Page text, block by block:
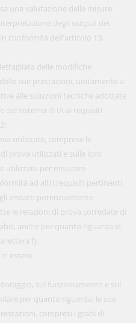
una valutazione delle misure
degli output dei
conformità dell'articolo 13,
delle modifiche
sue prestazioni, unitamente a
alle soluzioni tecniche adottate
del sistema di IA ai requisiti
utilizzate, comprese le
prova utilizzati e sulle loro
utilizzate per misurare
ad altri requisiti pertinenti
impatti potenzialmente
le relazioni di prova corredate di
anche per quanto riguarda le
lettera f);
essere.
sul funzionamento e sul
per quanto riguarda: le sue
compresi i gradi di